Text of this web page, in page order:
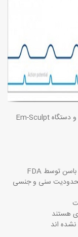
دستگاهEm-Sculpt
باسن توسط FDA
محدودیت سنی و جنسی
هستند
اند